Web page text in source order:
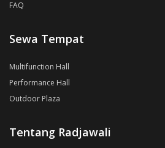
FAQ
Sewa Tempat
Multifunction Hall
Performance Hall
Outdoor Plaza
Tentang Radjawali